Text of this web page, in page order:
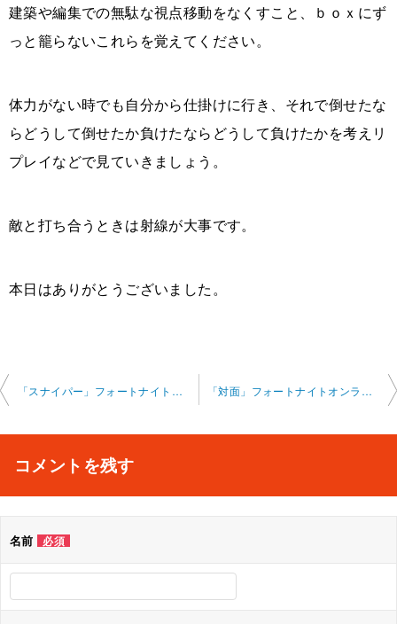
建築や編集での無駄な視点移動をなくすこと、ｂｏｘにず
っと籠らないこれらを覚えてください。
体力がない時でも自分から仕掛けに行き、それで倒せたな
らどうして倒せたか負けたならどうして負けたかを考えリ
プレイなどで見ていきましょう。
敵と打ち合うときは射線が大事です。
本日はありがとうございました。
投
ビ
シ
「スナイパー」フォートナイトオンラインレッスン 2024-12-22-no0007-0015 「対面」フォートナイトオンラインレッスン 2025-1-3-no0007
コメントを残す
名前 必須